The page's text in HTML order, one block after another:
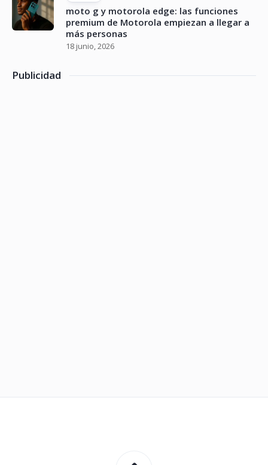
moto g y motorola edge: las funciones
premium de Motorola empiezan a llegar a
más personas
18 junio, 2026
Publicidad